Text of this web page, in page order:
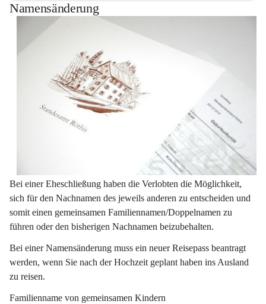
Namensänderung
Bei einer Eheschließung haben die Verlobten die Möglichkeit,
sich für den Nachnamen des jeweils anderen zu entscheiden und
somit einen gemeinsamen Familiennamen/Doppelnamen zu
führen oder den bisherigen Nachnamen beizubehalten.
Bei einer Namensänderung muss ein neuer Reisepass beantragt
werden, wenn Sie nach der Hochzeit geplant haben ins Ausland
zu reisen.
Familienname von gemeinsamen Kindern